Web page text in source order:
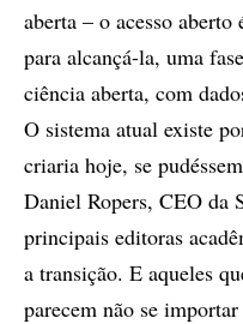
aberta – o acesso aberto
para alcançá-la, uma
ciência aberta, com
O sistema atual existe
criaria hoje, se
Daniel Ropers, CEO da
principais editoras
a transição. E aqueles
parecem não se